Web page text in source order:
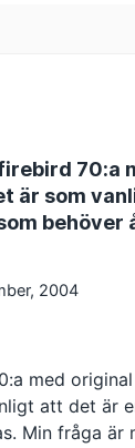
70:a
är som
behöver
2004
med
att det är
Min fråga är